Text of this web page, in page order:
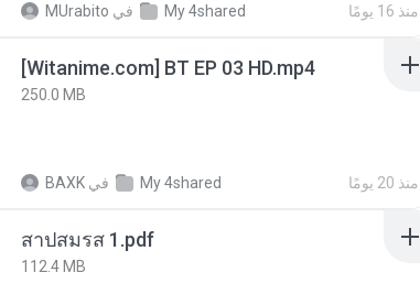
MUrabito في My 4shared منذ 16 يومًا
[Witanime.com] BT EP 03 HD.mp4
250.0 MB
BAXK في My 4shared منذ 20 يومًا
สาปสมรส 1.pdf
112.4 MB